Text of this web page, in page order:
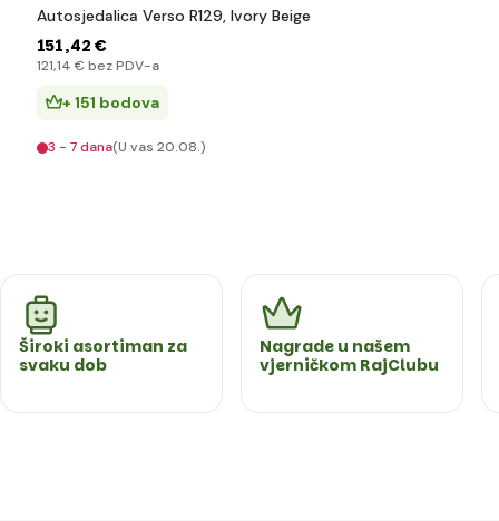
Autosjedalica Verso R129, Ivory Beige
151,42 €
121,14 € bez PDV-a
+ 151 bodova
3 - 7 dana(U vas 20.08.)
Široki asortiman za
svaku dob
Nagrade u našem
vjerničkom RajClubu